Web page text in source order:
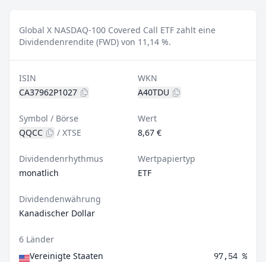
Global X NASDAQ-100 Covered Call ETF zahlt eine
Dividendenrendite (FWD) von 11,14 %.
ISIN
CA37962P1027
WKN
A40TDU
Symbol / Börse
QQCC
/ XTSE
Wert
8,67 €
Dividendenrhythmus
monatlich
Wertpapiertyp
ETF
Dividendenwährung
Kanadischer Dollar
6 Länder
Vereinigte Staaten
97,54 %